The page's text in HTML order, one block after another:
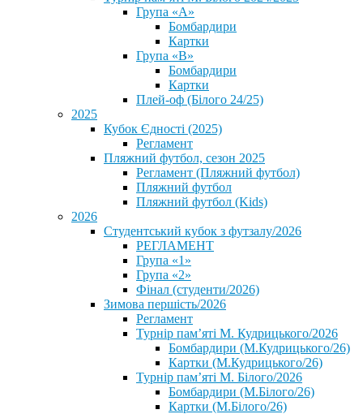
Група «А»
Бомбардири
Картки
Група «В»
Бомбардири
Картки
Плей-оф (Білого 24/25)
2025
Кубок Єдності (2025)
Регламент
Пляжний футбол, сезон 2025
Регламент (Пляжний футбол)
Пляжний футбол
Пляжний футбол (Kids)
2026
Студентський кубок з футзалу/2026
РЕГЛАМЕНТ
Група «1»
Група «2»
Фінал (студенти/2026)
⁨Зимова першість/2026⁩
Регламент
Турнір пам’яті М. Кудрицького/2026
Бомбардири (М.Кудрицького/26)
Картки (М.Кудрицького/26)
Турнір пам’яті М. Білого/2026
Бомбардири (М.Білого/26)
Картки (М.Білого/26)